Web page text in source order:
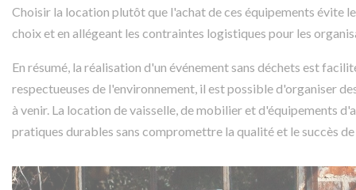
Choisir la location plutôt que l'achat de ces équipements évite
choix et en allégeant les contraintes logistiques pour les
En résumé, la réalisation d'un événement sans déchets est
respectueuses de l'environnement, il est possible d'organiser
à venir. La location de vaisselle, de mobilier et d'équipements
pratiques durables sans compromettre la qualité et le succès